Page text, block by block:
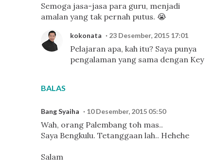
Semoga jasa-jasa para guru, menjadi
amalan yang tak pernah putus. 😭
BALAS
kokonata 23 Desember, 2015 17:01
Pelajaran apa, kah itu? Saya punya
pengalaman yang sama dengan Key
Bang Syaiha 10 Desember, 2015 05:50
Wah, orang Palembang toh mas..
Saya Bengkulu. Tetanggaan lah.. Hehehe
Salam